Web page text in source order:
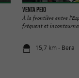
Venta Peio
À la frontière entre
fréquent et
15,7 km - Bera